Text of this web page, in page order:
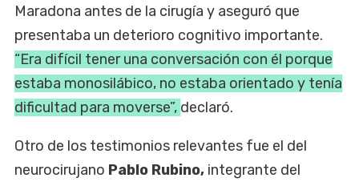
Maradona antes de la cirugía y aseguró que
presentaba un deterioro cognitivo importante.
“Era difícil tener una conversación con él porque
estaba monosilábico, no estaba orientado y tenía
dificultad para moverse”, declaró.
Otro de los testimonios relevantes fue el del
neurocirujano Pablo Rubino, integrante del